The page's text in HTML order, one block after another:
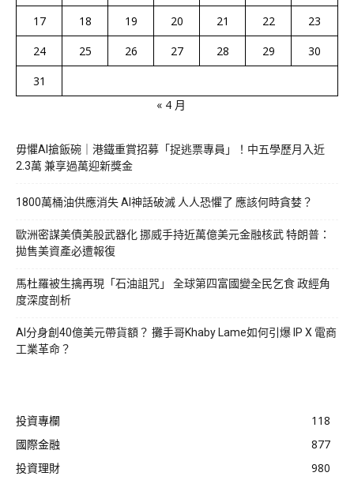
17
18 19 20 21 22
23
24
25 26 27 28 29
30
31
« 4 月
毋懼AI搶飯碗｜港鐵重賞招募「捉逃票專員」！中五學歷月入近
2.3萬 兼享過萬迎新獎金
1800萬桶油供應消失 AI神話破滅 人人恐懼了 應該何時貪婪？
歐洲密謀美債美股武器化 挪威手持近萬億美元金融核武 特朗普：
拋售美資產必遭報復
馬杜羅被生擒再現「石油詛咒」 全球第四富國變全民乞食 政經角
度深度剖析
AI分身創40億美元帶貨額？ 攤手哥Khaby Lame如何引爆 IP X 電商
工業革命？
投資專欄
118
國際金融
877
投資理財
980